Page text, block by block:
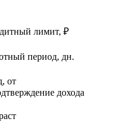
лимит, ₽
период, дн.
от
дохода